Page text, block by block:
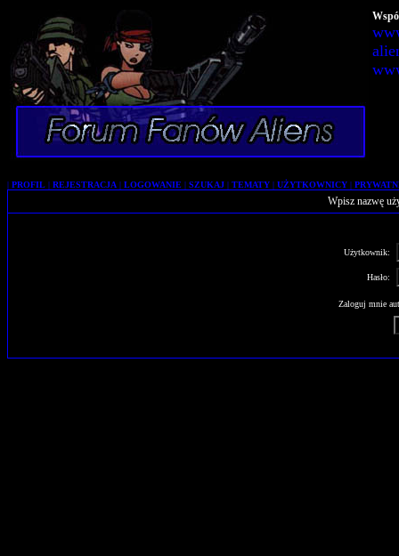
| PROFIL | REJESTRACJA | LOGOWANIE | SZUKAJ | TEMATY | UŻYTKOWNICY |
Wpisz nazwę
Użytkownik:
Hasło:
Zaloguj mnie